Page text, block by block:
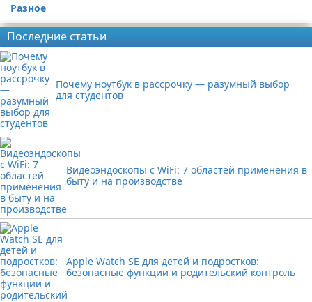
Разное
Последние статьи
Почему ноутбук в рассрочку — разумный выбор
для студентов
Видеоэндоскопы с WiFi: 7 областей применения в
быту и на производстве
Apple Watch SE для детей и подростков:
безопасные функции и родительский контроль